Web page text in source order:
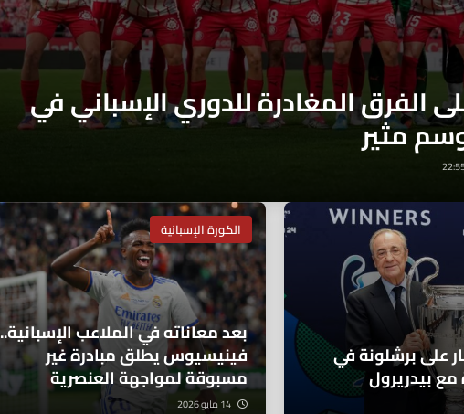
الفرق المغادرة للدوري الإسباني في
مثير
على برشلونة في
مع بيدريرول
الكورة الإسبانية
بعد معاناته في الملاعب الإسبانية..
فينيسيوس يطلق مبادرة غير
مسبوقة لمواجهة العنصرية